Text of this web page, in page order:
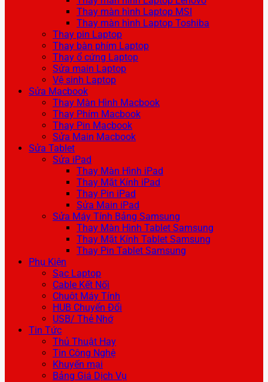
Thay màn hình Laptop MSI
Thay màn hình Laptop Toshiba
Thay pin Laptop
Thay bàn phím Laptop
Thay ổ cứng Laptop
Sửa main Laptop
Vệ sinh Laptop
Sửa Macbook
Thay Màn Hình Macbook
Thay Phím Macbook
Thay Pin Macbook
Sửa Main Macbook
Sửa Tablet
Sửa iPad
Thay Màn Hình iPad
Thay Mặt Kính iPad
Thay Pin iPad
Sửa Main iPad
Sửa Máy Tính Bảng Samsung
Thay Màn Hình Tablet Samsung
Thay Mặt Kính Tablet Samsung
Thay Pin Tablet Samsung
Phụ Kiện
Sạc Laptop
Cable Kết Nối
Chuột Máy Tính
HUB Chuyển Đổi
USB/ Thẻ Nhớ
Tin Tức
Thủ Thuật Hay
Tin Công Nghệ
Khuyến mại
Bảng Giá Dịch Vụ